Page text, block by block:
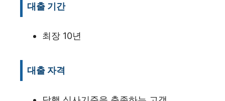
대출 기간
최장 10년
대출 자격